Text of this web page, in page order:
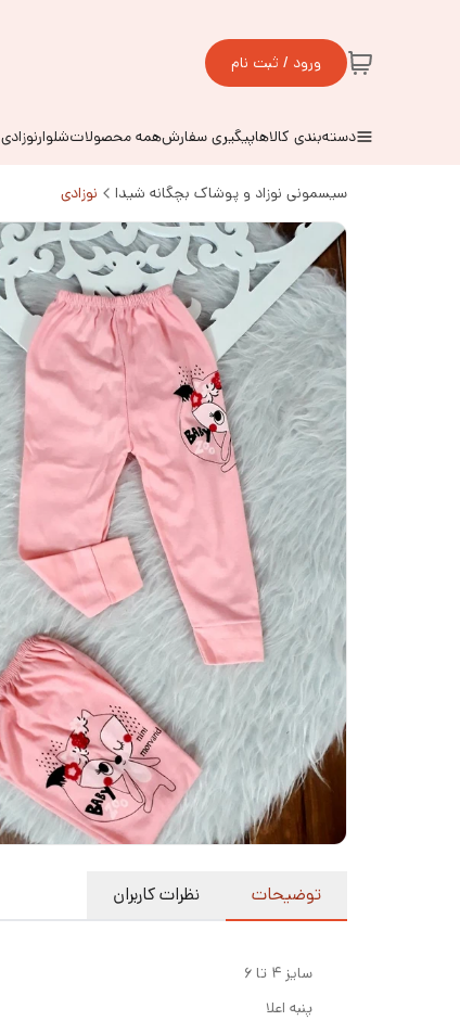
ورود / ثبت نام
دسته‌بندی کالاهاپیگیری سفارشهمه محصولاتشلوارنوزادی
سیسمونی نوزاد و پوشاک بچگانه شیدا نوزادی
توضیحات نظرات کاربران
سایز ۴ تا ۶
پنبه اعلا